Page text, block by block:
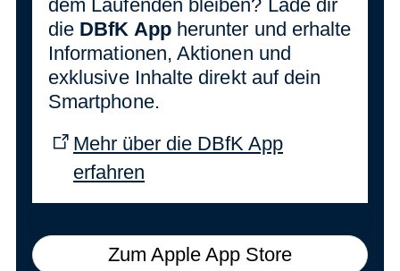
dem Laufenden bleiben? Lade dir
die DBfK Appherunter und erhalte
Informationen, Aktionen und
exklusive Inhalte direkt auf dein
Smartphone.
Mehr über die DBfK App
erfahren
Zum Apple App Store